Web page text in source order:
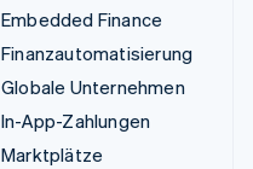
Embedded Finance
Finanzautomatisierung
Globale Unternehmen
In-App-Zahlungen
Marktplätze